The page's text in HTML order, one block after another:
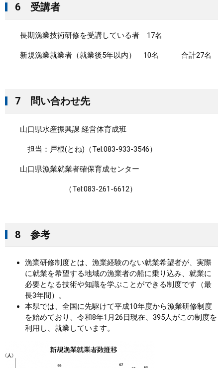
6 受講者
長期漁業技術研修を受講している者 17名
新規漁業就業者（就業後5年以内） 10名 合計27名
7 問い合わせ先
山口県水産振興課 経営体育成班
担当：戸根(とね)（Tel:083-933-3546）
山口県漁業就業者確保育成センター
（Tel:083-261-6612）
8 参考
漁業研修制度とは、漁業経験のない就業希望者が、実際
に就業を希望する地域の漁業者の船に乗り込み、就業に
必要となる技術や知識を学ぶことができる制度です（最
長3年間）。
本県では、全国に先駆けて平成10年度から漁業研修制度
を始めており、令和8年1月26日現在、395人がこの制度を
利用し、就業しています。